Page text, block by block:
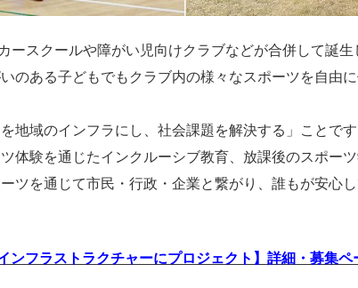
ースクールや障がい児向けクラブなどが合併して誕
のある子どもでもクラブ内の様々なスポーツを自由
地域のインフラにし、社会課題を解決する」ことで
体験を通じたインクルーシブ教育、放課後のスポー
ツを通じて市民・行政・企業と繋がり、誰もが安心
ンフラストラクチャーにプロジェクト】詳細・募集ペ